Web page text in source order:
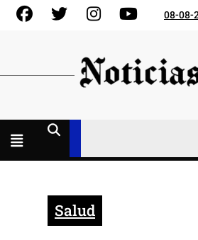
Skip
FacebookGorjeo InstagramYouTube08-08-
Salud